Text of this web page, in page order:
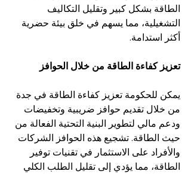
الطاقة بشكل كبير وتقليل التكاليف
التشغيلية، مما يسهم في خلق بيئة حضرية
أكثر استدامة.
تعزيز كفاءة الطاقة من خلال الحوافز
يمكن للحكومة تعزيز كفاءة الطاقة في جدة
من خلال تقديم حوافز ضريبية وتخفيضات
ودعم مالي لتطوير البنية التحتية الفعالة من
حيث الطاقة. تشجيع هذه الحوافز الشركات
والأفراد على الاستثمار في تقنيات توفير
الطاقة، مما يؤدي إلى تقليل الطلب الكلي